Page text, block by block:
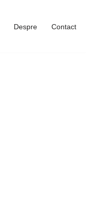
Despre Contact